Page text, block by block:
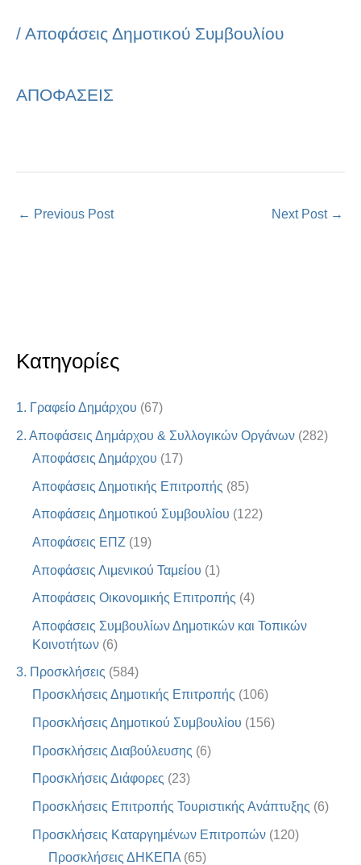
Κατηγορίες
1. Γραφείο Δημάρχου (67)
2. Αποφάσεις Δημάρχου & Συλλογικών Οργάνων (282)
Αποφάσεις Δημάρχου (17)
Αποφάσεις Δημοτικής Επιτροπής (85)
Αποφάσεις Δημοτικού Συμβουλίου (122)
Αποφάσεις ΕΠΖ (19)
Αποφάσεις Λιμενικού Ταμείου (1)
Αποφάσεις Οικονομικής Επιτροπής (4)
Αποφάσεις Συμβουλίων Δημοτικών και Τοπικών
Κοινοτήτων (6)
3. Προσκλήσεις (584)
Προσκλήσεις Δημοτικής Επιτροπής (106)
Προσκλήσεις Δημοτικού Συμβουλίου (156)
Προσκλήσεις Διαβούλευσης (6)
Προσκλήσεις Διάφορες (23)
Προσκλήσεις Επιτροπής Τουριστικής Ανάπτυξης (6)
Προσκλήσεις Καταργημένων Επιτροπών (120)
Προσκλήσεις ΔΗΚΕΠΑ (65)
/ Αποφάσεις Δημοτικού Συμβουλίου
ΑΠΟΦΑΣΕΙΣ
← Previous Post Next Post →